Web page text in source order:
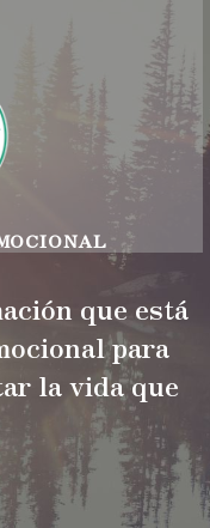
que está
para
la vida que